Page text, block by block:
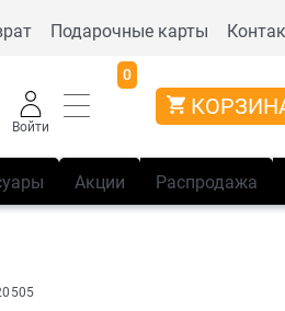
Подарочные карты
Войти
0
Акции Распродажа